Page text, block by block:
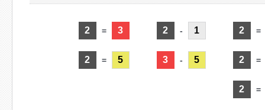
2 = 3
2 = 5
2 - 1
3 - 5
2 =
2 =
2 =